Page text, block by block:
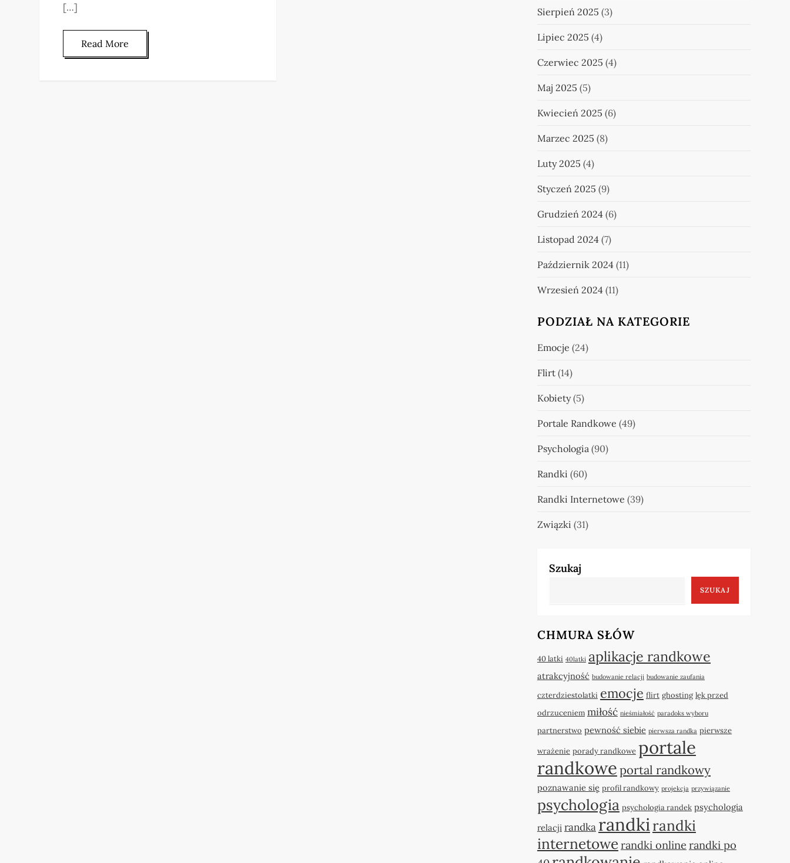
[…]
Read More
Sierpień 2025 (3)
Lipiec 2025 (4)
Czerwiec 2025 (4)
Maj 2025 (5)
Kwiecień 2025 (6)
Marzec 2025 (8)
Luty 2025 (4)
Styczeń 2025 (9)
Grudzień 2024(6)
Listopad 2024(7)
Październik 2024(11)
Wrzesień 2024(11)
PODZIAŁ NA KATEGORIE
Emocje (24)
Flirt(14)
Kobiety(5)
Portale Randkowe (49)
Psychologia(90)
Randki (60)
Randki Internetowe (39)
Związki (31)
Szukaj
SZUKAJ
CHMURA SŁÓW
40 latki 40latki aplikacje randkowe
atrakcyjność budowanie relacji budowanie zaufania
czterdziestolatki emocje flirt ghosting lęk przed
odrzuceniem miłość nieśmiałość paradoks wyboru
partnerstwo pewność siebie pierwsza randka pierwsze
wrażenie porady randkowe portale
randkoweportal randkowy
poznawanie się profil randkowy projekcja przywiązanie
psychologia psychologia randek psychologia
relacji randka randkirandki
internetowe randki online randki po